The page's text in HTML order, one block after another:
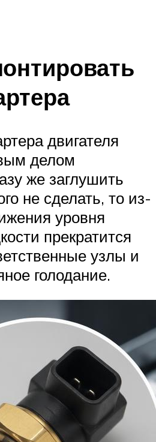
двигателя
делом
же заглушить
не сделать, то из-
уровня
прекратится
узлы и
голодание.